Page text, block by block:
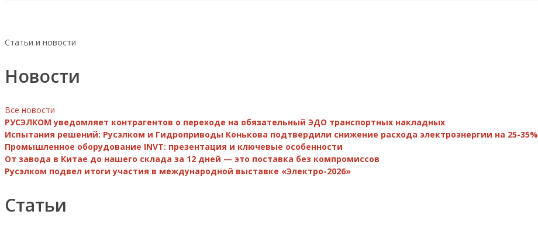
Статьи и новости
Новости
Все новости
РУСЭЛКОМ уведомляет контрагентов о переходе на обязательный ЭДО транспортных накладных
Испытания решений: Русэлком и Гидроприводы Конькова подтвердили снижение расхода электроэнергии на 25-35%
Промышленное оборудование INVT: презентация и ключевые особенности
От завода в Китае до нашего склада за 12 дней — это поставка без компромиссов
Русэлком подвел итоги участия в международной выставке «Электро-2026»
Статьи